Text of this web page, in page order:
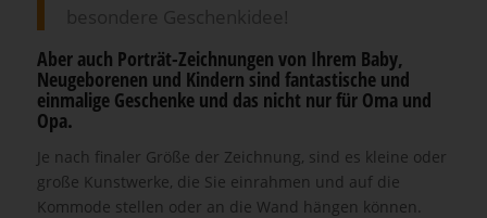
Aber auch Porträt-Zeichnungen von Ihrem Baby,
Neugeborenen und Kindern sind fantastische und
einmalige Geschenke und das nicht nur für Oma und
Opa.
Je nach finaler Größe der Zeichnung, sind es kleine oder
große Kunstwerke, die Sie einrahmen und auf die
Kommode stellen oder an die Wand hängen können.